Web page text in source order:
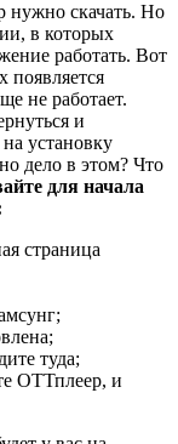
нужно скачать. Но
в которых
работать. Вот
появляется
не работает.
и
установку
дело в этом? Что
для начала
страница
туда;
ОТТплеер, и